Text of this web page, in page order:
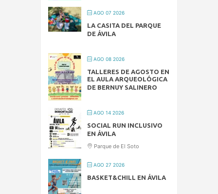
AGO 07 2026
LA CASITA DEL PARQUE
DE ÁVILA
AGO 08 2026
TALLERES DE AGOSTO EN
EL AULA ARQUEOLÓGICA
DE BERNUY SALINERO
AGO 14 2026
SOCIAL RUN INCLUSIVO
EN ÁVILA
Parque de El Soto
AGO 27 2026
BASKET&CHILL EN ÁVILA